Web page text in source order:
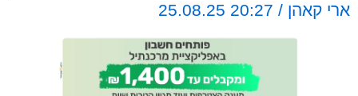
ארי קאהן / 20:27 25.08.25